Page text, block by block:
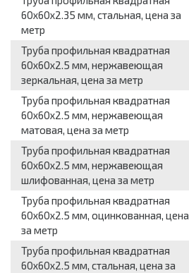
60x60x2.35 мм, стальная, цена за
метр
Труба профильная квадратная
60x60x2.5 мм, нержавеющая
зеркальная, цена за метр
Труба профильная квадратная
60x60x2.5 мм, нержавеющая
матовая, цена за метр
Труба профильная квадратная
60x60x2.5 мм, нержавеющая
шлифованная, цена за метр
Труба профильная квадратная
60x60x2.5 мм, оцинкованная, цена
за метр
Труба профильная квадратная
60x60x2.5 мм, стальная, цена за